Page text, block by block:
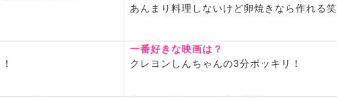
あんまり料理しないけど卵焼きなら作れる笑
一番好きな映画は？
クレヨンしんちゃんの3分ポッキリ！